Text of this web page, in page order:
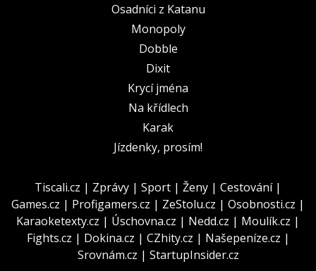
Osadníci z Katanu
Monopoly
Dobble
Dixit
Krycí jména
Na křídlech
Karak
Jízdenky, prosím!
Tiscali.cz | Zprávy | Sport | Ženy | Cestování|
Games.cz | Profigamers.cz | ZeStolu.cz | Osobnosti.cz |
Karaoketexty.cz | Úschovna.cz | Nedd.cz | Moulík.cz |
Fights.cz | Dokina.cz | CZhity.cz | Našepeníze.cz |
Srovnám.cz | StartupInsider.cz